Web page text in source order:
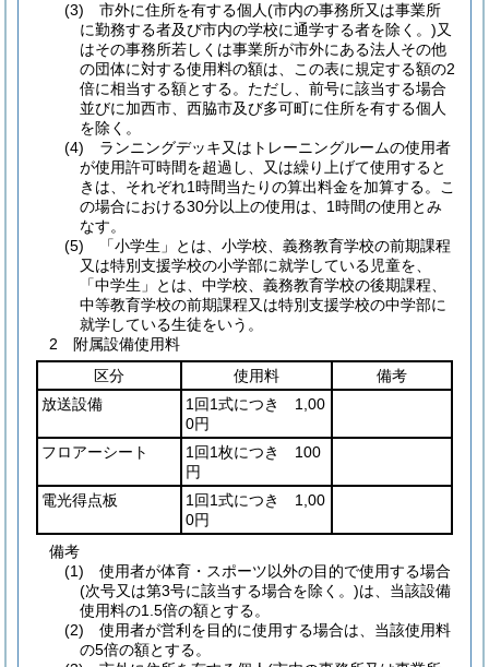
(3) 市外に住所を有する個人(市内の事務所又は事業所
に勤務する者及び市内の学校に通学する者を除く。)又
はその事務所若しくは事業所が市外にある法人その他
の団体に対する使用料の額は、この表に規定する額の2
倍に相当する額とする。ただし、前号に該当する場合
並びに加西市、西脇市及び多可町に住所を有する個人
を除く。
(4) ランニングデッキ又はトレーニングルームの使用者
が使用許可時間を超過し、又は繰り上げて使用すると
きは、それぞれ1時間当たりの算出料金を加算する。こ
の場合における30分以上の使用は、1時間の使用とみ
なす。
(5) 「小学生」とは、小学校、義務教育学校の前期課程
又は特別支援学校の小学部に就学している児童を、
「中学生」とは、中学校、義務教育学校の後期課程、
中等教育学校の前期課程又は特別支援学校の中学部に
就学している生徒をいう。
2 附属設備使用料
区分
使用料
備考
放送設備
1回1式につき 1,00
0円
フロアーシート
1回1枚につき 100
円
電光得点板
1回1式につき 1,00
0円
備考
(1) 使用者が体育・スポーツ以外の目的で使用する場合
(次号又は第3号に該当する場合を除く。)は、当該設備
使用料の1.5倍の額とする。
(2) 使用者が営利を目的に使用する場合は、当該使用料
の5倍の額とする。